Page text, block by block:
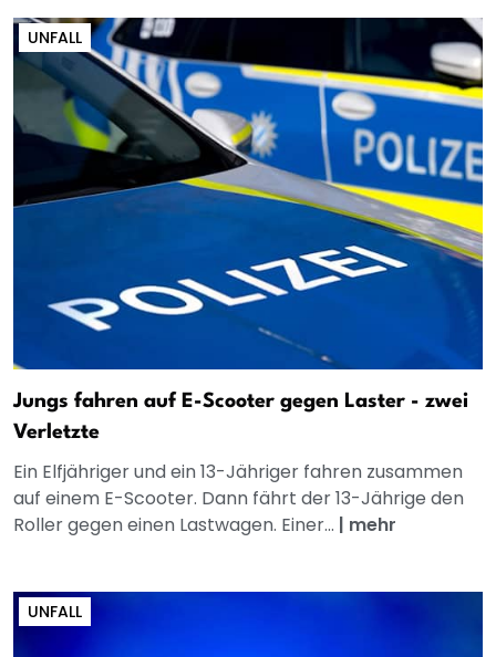
UNFALL
Jungs fahren auf E-Scooter gegen Laster - zwei
Verletzte
Ein Elfjähriger und ein 13-Jähriger fahren zusammen
auf einem E-Scooter. Dann fährt der 13-Jährige den
Roller gegen einen Lastwagen. Einer... | mehr
UNFALL